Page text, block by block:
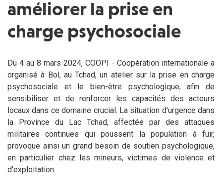
améliorer la prise en
charge psychosociale
Du 4 au 8 mars 2024, COOPI - Coopération internationale a
organisé à Bol, au Tchad, un atelier sur la prise en charge
psychosociale et le bien-être psychologique, afin de
sensibiliser et de renforcer les capacités des acteurs
locaux dans ce domaine crucial. La situation d'urgence dans
la Province du Lac Tchad, affectée par des attaques
militaires continues qui poussent la population à fuir,
provoque ainsi un grand besoin de soutien psychologique,
en particulier chez les mineurs, victimes de violence et
d'exploitation.